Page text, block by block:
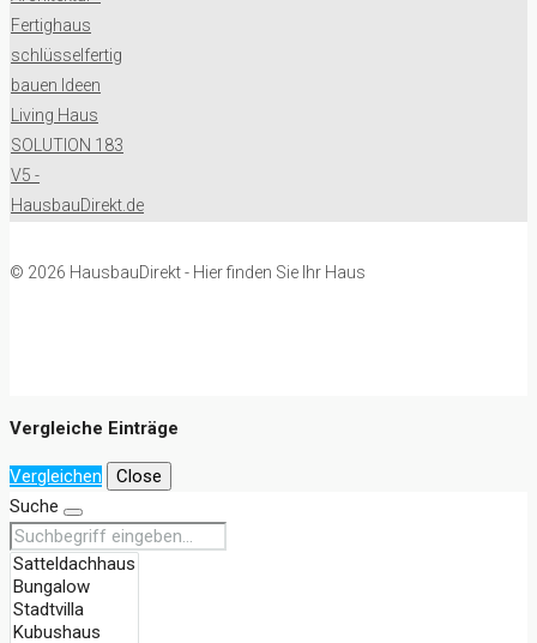
© 2026 HausbauDirekt - Hier finden Sie Ihr Haus
Vergleiche Einträge
Vergleichen
Close
Suche